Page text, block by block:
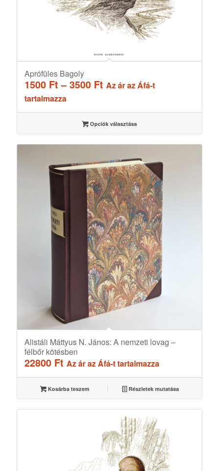
Aprófüles Bagoly
1500 Ft – 3500 FtÁrtartomány:
3500 Ft
Az ár az Áfá-t
tartalmazza
Opciók választása
Alistáli Máttyus N. János: A nemzeti lovag –
félbőr kötésben
22800 Ft Az ár az Áfá-t tartalmazza
Kosárba teszem Részletek mutatása